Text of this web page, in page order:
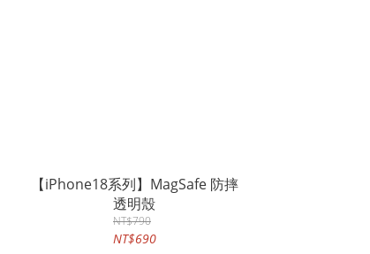
【iPhone18系列】MagSafe 防摔
透明殼
NT$790
NT$690